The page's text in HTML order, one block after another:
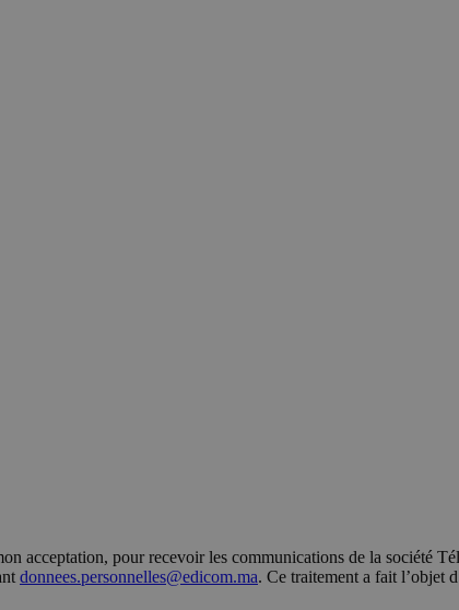
acceptation, pour recevoir les communications de la société
donnees.personnelles@edicom.ma. Ce traitement a fait l’objet